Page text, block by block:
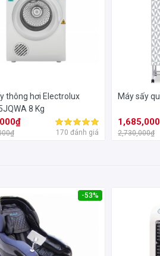
thông hơi Electrolux
8 Kg
170 đánh giá
Máy sấy
2,730,000₫
-53%